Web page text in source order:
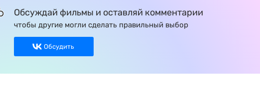
Обсуждай фильмы и оставляй комментарии
чтобы другие могли сделать правильный выбор
Обсудить